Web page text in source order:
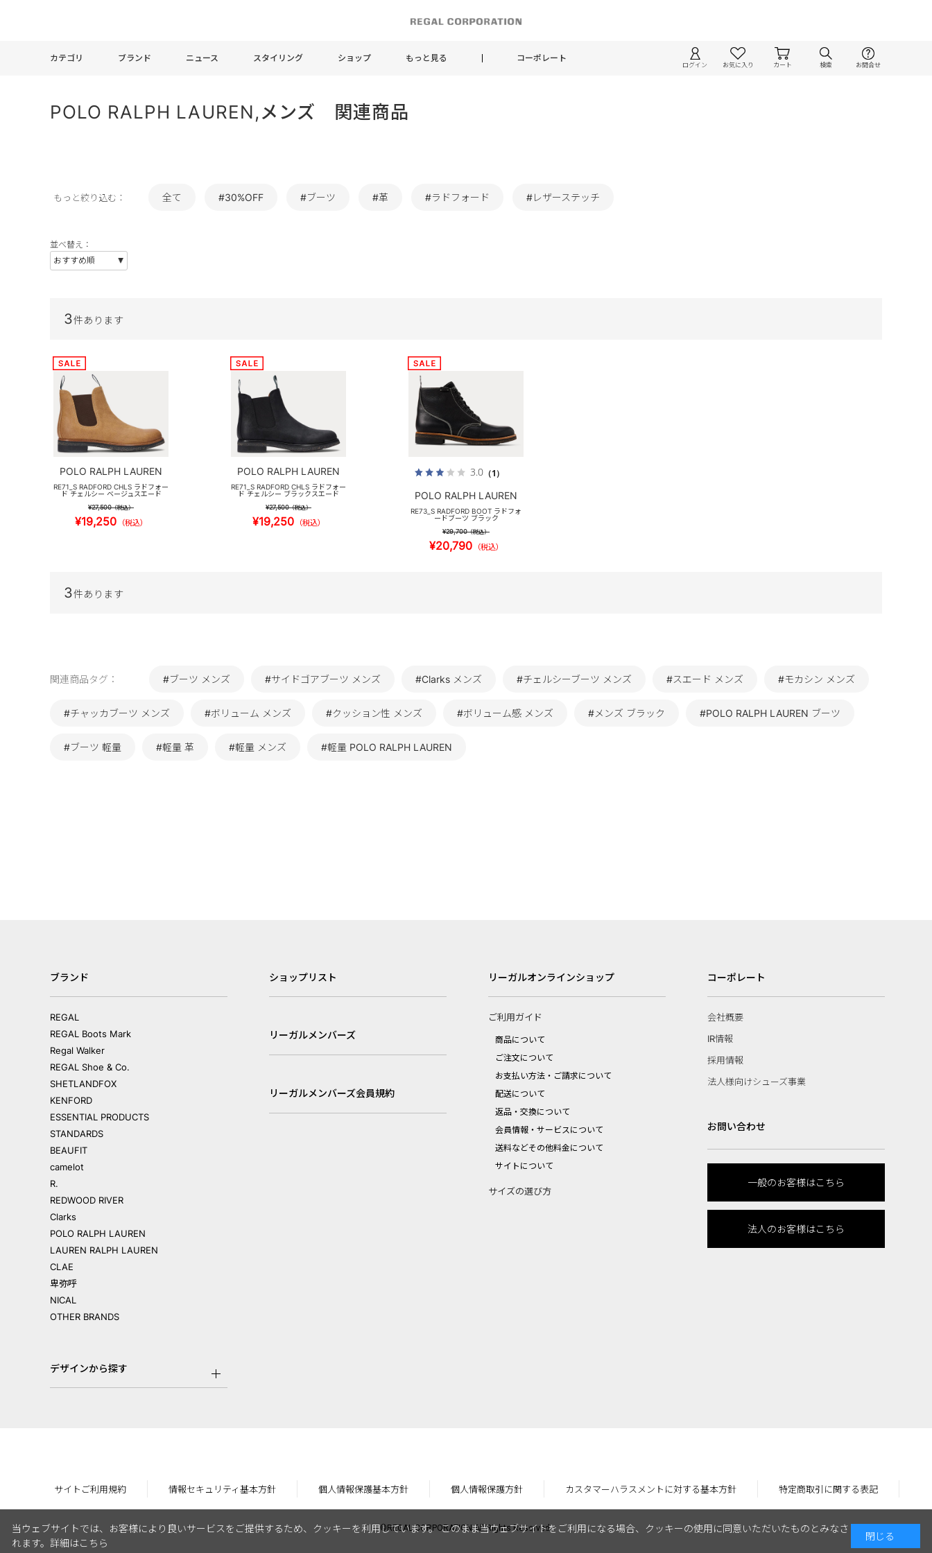
カテゴリ ブランド ニュース スタイリング ショップ もっと見る コーポレート
ログイン お気に入り カート 検索 お問合せ
POLO RALPH LAUREN,メンズ 関連商品
もっと絞り込む： 全て #30%OFF #ブーツ #革 #ラドフォード #レザーステッチ
並べ替え：
3件あります
POLO RALPH LAUREN
RE71_S RADFORD CHLS ラドフォー
ド チェルシー ベージュスエード
¥27,500（税込）
¥19,250 （税込）
POLO RALPH LAUREN
RE71_S RADFORD CHLS ラドフォー
ド チェルシー ブラックスエード
¥27,500（税込）
¥19,250 （税込）
3.0（1）
POLO RALPH LAUREN
RE73_S RADFORD BOOT ラドフォ
ードブーツ ブラック
¥29,700（税込）
¥20,790 （税込）
3件あります
関連商品タグ： #ブーツ メンズ #サイドゴアブーツ メンズ #Clarks メンズ #チェルシーブーツ メンズ #スエード メンズ #モカシン メンズ
#チャッカブーツ メンズ #ボリューム メンズ #クッション性 メンズ #ボリューム感 メンズ #メンズ ブラック #POLO RALPH LAUREN ブーツ
#ブーツ 軽量 #軽量 革 #軽量 メンズ #軽量 POLO RALPH LAUREN
ブランド
REGAL
REGAL Boots Mark
Regal Walker
REGAL Shoe & Co.
SHETLANDFOX
KENFORD
ESSENTIAL PRODUCTS
STANDARDS
BEAUFIT
camelot
R.
REDWOOD RIVER
Clarks
POLO RALPH LAUREN
LAUREN RALPH LAUREN
CLAE
卑弥呼
NICAL
OTHER BRANDS
デザインから探す
ショップリスト
リーガルメンバーズ
リーガルメンバーズ会員規約
リーガルオンラインショップ
ご利用ガイド
商品について
ご注文について
お支払い方法・ご請求について
配送について
返品・交換について
会員情報・サービスについて
送料などその他料金について
サイトについて
サイズの選び方
コーポレート
会社概要
IR情報
採用情報
法人様向けシューズ事業
お問い合わせ
一般のお客様はこちら
法人のお客様はこちら
サイトご利用規約 情報セキュリティ基本方針 個人情報保護基本方針 個人情報保護方針 カスタマーハラスメントに対する基本方針 特定商取引に関する表記
©REGAL CORPORATION All Rights Reserved.
当ウェブサイトでは、お客様により良いサービスをご提供するため、クッキーを利用しています。 このまま当ウェブサイトをご利用になる場合、クッキーの使用に同意いただいたものとみなさ
れます。 詳細はこちら
閉じる